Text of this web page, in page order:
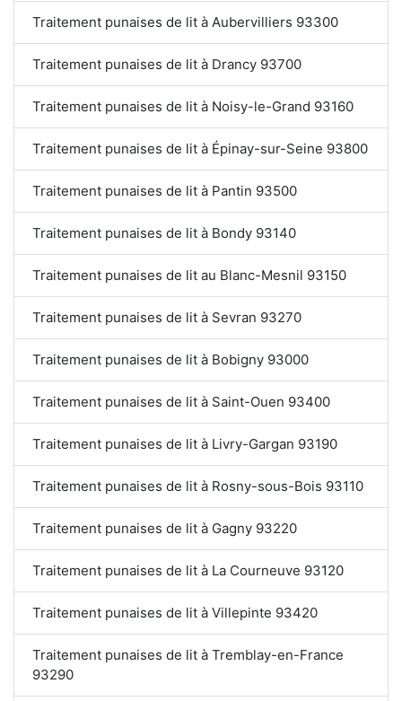
Traitement punaises de lit à Aubervilliers 93300
Traitement punaises de lit à Drancy 93700
Traitement punaises de lit à Noisy-le-Grand 93160
Traitement punaises de lit à Épinay-sur-Seine 93800
Traitement punaises de lit à Pantin 93500
Traitement punaises de lit à Bondy 93140
Traitement punaises de lit au Blanc-Mesnil 93150
Traitement punaises de lit à Sevran 93270
Traitement punaises de lit à Bobigny 93000
Traitement punaises de lit à Saint-Ouen 93400
Traitement punaises de lit à Livry-Gargan 93190
Traitement punaises de lit à Rosny-sous-Bois 93110
Traitement punaises de lit à Gagny 93220
Traitement punaises de lit à La Courneuve 93120
Traitement punaises de lit à Villepinte 93420
Traitement punaises de lit à Tremblay-en-France
93290